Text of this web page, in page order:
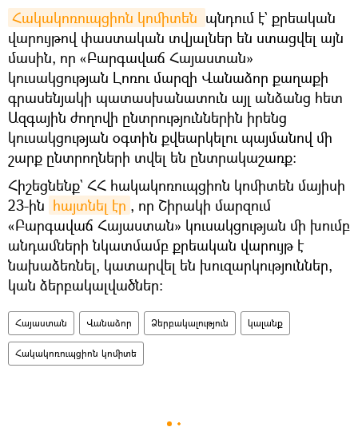
Հակակոռուպցիոն կոմիտեն պնդում է` քրեական
վարույթով փաստական տվյալներ են ստացվել այն
մասին, որ «Բարգավաճ Հայաստան»
կուսակցության Լոռու մարզի Վանաձոր քաղաքի
գրասենյակի պատասխանատուն այլ անձանց հետ
Ազգային ժողովի ընտրություններին իրենց
կուսակցության օգտին քվեարկելու պայմանով մի
շարք ընտրողների տվել են ընտրակաշառք։
Հիշեցնենք` ՀՀ հակակոռուպցիոն կոմիտեն մայիսի
23-ին հայտնել էր , որ Շիրակի մարզում
«Բարգավաճ Հայաստան» կուսակցության մի խումբ
անդամների նկատմամբ քրեական վարույթ է
նախաձեռնել, կատարվել են խուզարկություններ,
կան ձերբակալվածներ։
Հայաստան Վանաձոր Ձերբակալություն կալանք
Հակակոռուպցիոն կոմիտե